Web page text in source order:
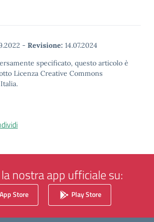
- Revisione: 14.07.2024
specificato, questo articolo è
Licenza Creative Commons
nostra app ufficiale su:
App Store Play Store